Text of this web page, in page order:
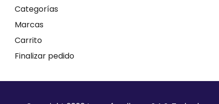
Categorías
Marcas
Carrito
Finalizar pedido